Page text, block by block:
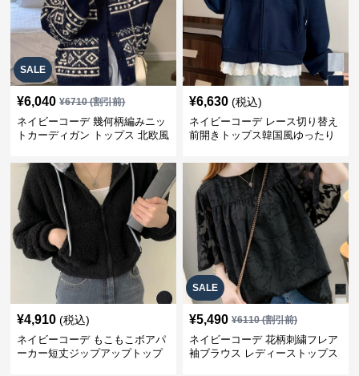
SALE
¥6,040 ¥6710(割引前)
ネイビーコーデ 幾何柄編みニッ
トカーディガン トップス 北欧風
¥6,630 (税込)
ネイビーコーデ レース切り替え
前開きトップス韓国風ゆったり
¥4,910 (税込)
ネイビーコーデ もこもこボアパ
ーカー短丈ジップアップトップ
SALE
¥5,490 ¥6110(割引前)
ネイビーコーデ 花柄刺繍フレア
袖ブラウス レディーストップス